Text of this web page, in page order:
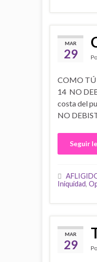
MAR
29
COMO TÚ
14 NO
costa del
NO
Seguir
Iniquidad,
MAR
29